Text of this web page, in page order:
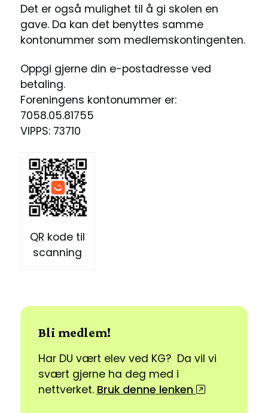
Det er også mulighet til å gi skolen en
gave. Da kan det benyttes samme
kontonummer som medlemskontingenten.
Oppgi gjerne din e-postadresse ved
betaling.
Foreningens kontonummer er:
7058.05.81755
VIPPS: 73710
QR kode til
scanning
Bli medlem!
Har DU vært elev ved KG? Da vil vi
svært gjerne ha deg med i
nettverket. Bruk denne lenken